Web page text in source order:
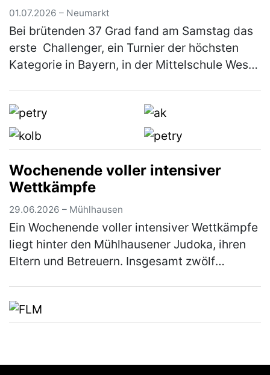
Start
01.07.2026 – Neumarkt
Bei brütenden 37 Grad fand am Samstag das
erste Challenger, ein Turnier der höchsten
Kategorie in Bayern, in der Mittelschule West
Wochenende voller intensiver
Wettkämpfe
29.06.2026 – Mühlhausen
Ein Wochenende voller intensiver Wettkämpfe
liegt hinter den Mühlhausener Judoka, ihren
Eltern und Betreuern. Insgesamt zwölf